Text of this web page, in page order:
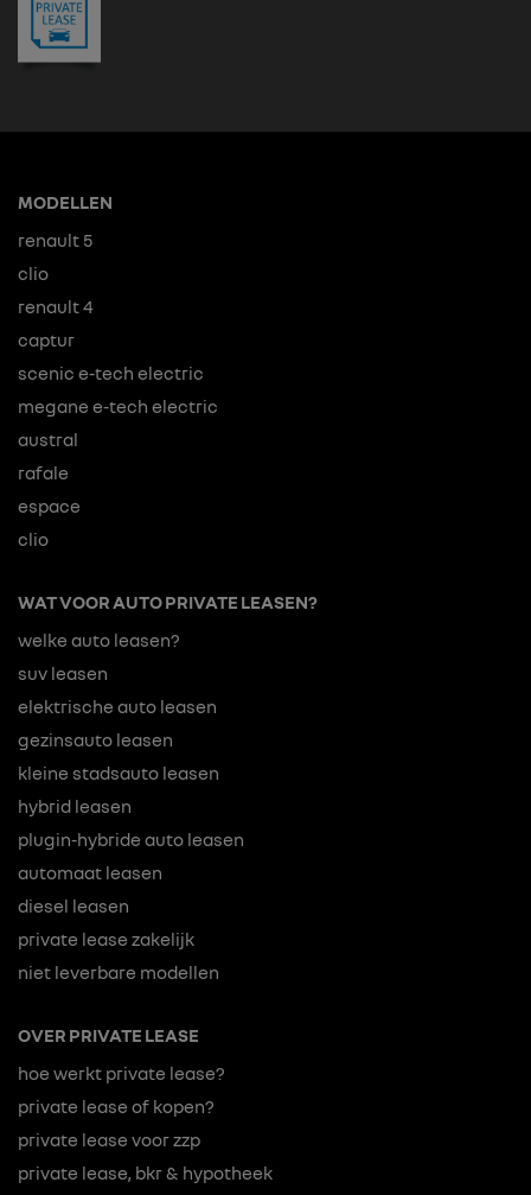
MODELLEN
renault 5
clio
renault 4
captur
scenic e-tech electric
megane e-tech electric
austral
rafale
espace
clio
WAT VOOR AUTO PRIVATE LEASEN?
welke auto leasen?
suv leasen
elektrische auto leasen
gezinsauto leasen
kleine stadsauto leasen
hybrid leasen
plugin-hybride auto leasen
automaat leasen
diesel leasen
private lease zakelijk
niet leverbare modellen
OVER PRIVATE LEASE
hoe werkt private lease?
private lease of kopen?
private lease voor zzp
private lease, bkr & hypotheek